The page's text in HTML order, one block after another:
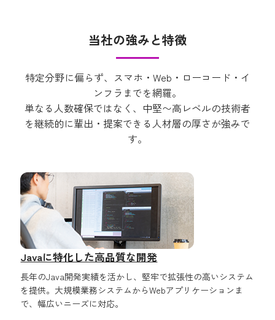
当社の強みと特徴
特定分野に偏らず、スマホ・Web・ローコード・イ
ンフラまでを網羅。
単なる人数確保ではなく、中堅〜高レベルの技術者
を継続的に輩出・提案できる人材層の厚さが強みで
す。
Javaに特化した高品質な開発
長年のJava開発実績を活かし、堅牢で拡張性の高いシステム
を提供。大規模業務システムからWebアプリケーションま
で、幅広いニーズに対応。